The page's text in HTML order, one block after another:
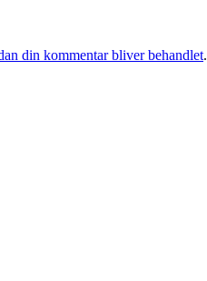
din kommentar bliver behandlet.